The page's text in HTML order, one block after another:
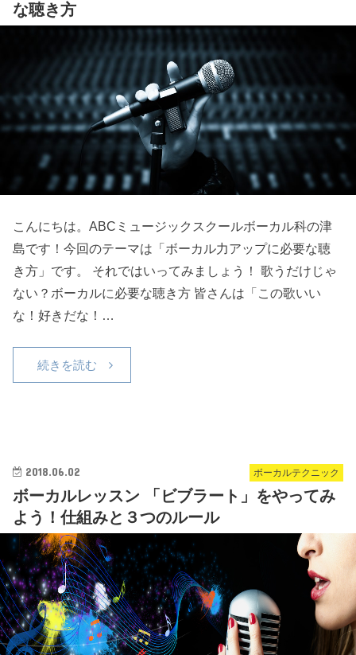
な聴き方
こんにちは。ABCミュージックスクールボーカル科の津
島です！今回のテーマは「ボーカル力アップに必要な聴
き方」です。 それではいってみましょう！ 歌うだけじゃ
ない？ボーカルに必要な聴き方 皆さんは「この歌いい
な！好きだな！…
続きを読む
2018.06.02 ボーカルテクニック
ボーカルレッスン 「ビブラート」をやってみ
よう！仕組みと３つのルール